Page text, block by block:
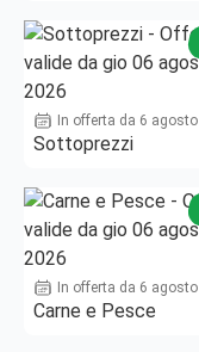
In offerta da 6 agosto
Sottoprezzi
In offerta da 6 agosto
Carne e Pesce